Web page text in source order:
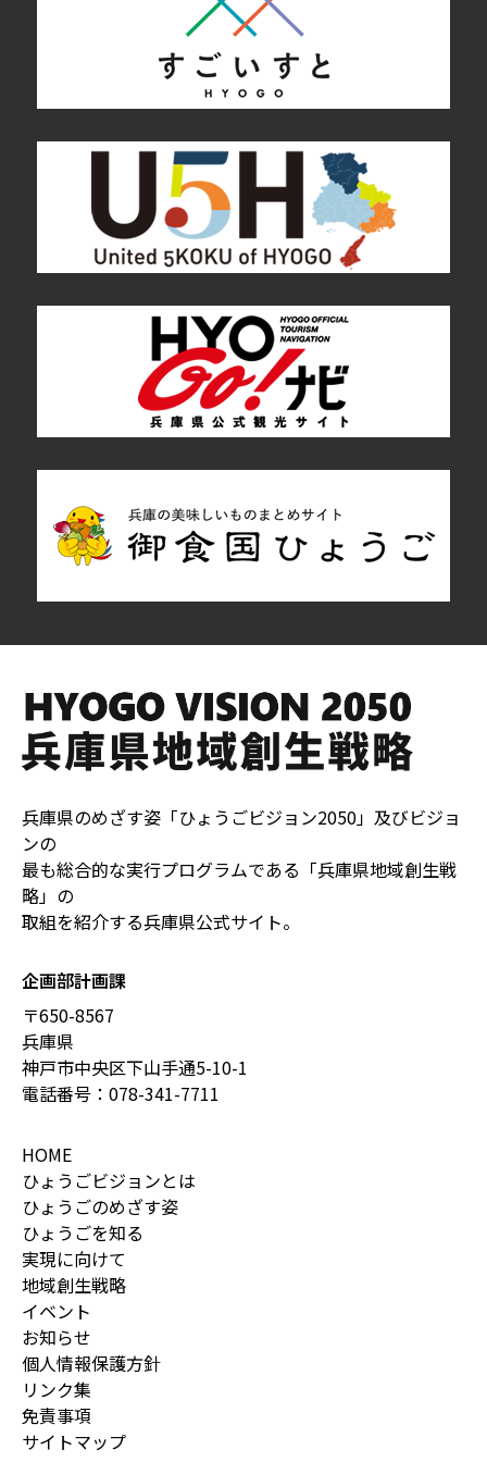
兵庫県のめざす姿「ひょうごビジョン2050」及びビジョ
ンの
最も総合的な実行プログラムである「兵庫県地域創生戦
略」の
取組を紹介する兵庫県公式サイト。
企画部計画課
〒650-8567
兵庫県
神戸市中央区下山手通5-10-1
電話番号： 078-341-7711
HOME
ひょうごビジョンとは
ひょうごのめざす姿
ひょうごを知る
実現に向けて
地域創生戦略
イベント
お知らせ
個人情報保護方針
リンク集
免責事項
サイトマップ